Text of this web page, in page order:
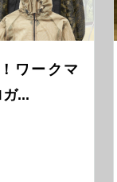
ワークマ
...